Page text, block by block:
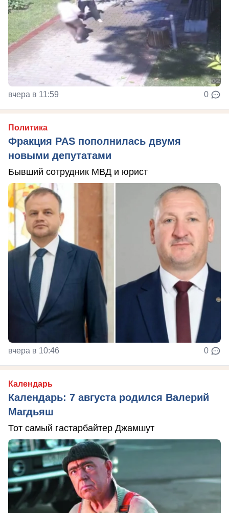
вчера в 11:59 0
Политика
Фракция PAS пополнилась двумя
новыми депутатами
Бывший сотрудник МВД и юрист
вчера в 10:46 0
Календарь
Календарь: 7 августа родился Валерий
Магдьяш
Тот самый гастарбайтер Джамшут